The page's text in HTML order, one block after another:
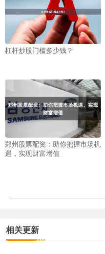
杠杆炒股门槛多少钱？
郑州股票配资：助你把握市场机
遇，实现财富增值
相关更新